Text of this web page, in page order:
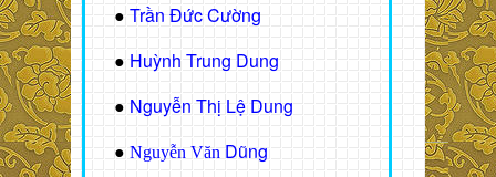
● Trần Đức Cường
● Huỳnh Trung Dung
● Nguyễn Thị Lệ Dung
● Nguyễn Văn Dũng